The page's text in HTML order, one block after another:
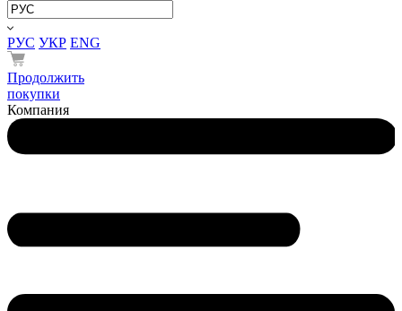
РУС УКР ENG
Продолжить
покупки
Компания